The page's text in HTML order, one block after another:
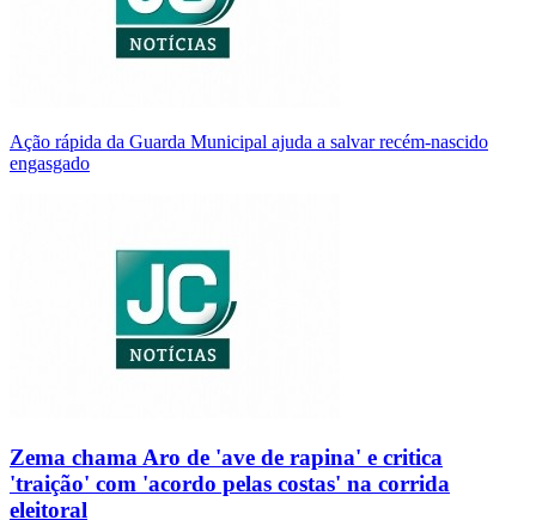
Ação rápida da Guarda Municipal ajuda a salvar recém-nascido
engasgado
Zema chama Aro de 'ave de rapina' e critica
'traição' com 'acordo pelas costas' na corrida
eleitoral